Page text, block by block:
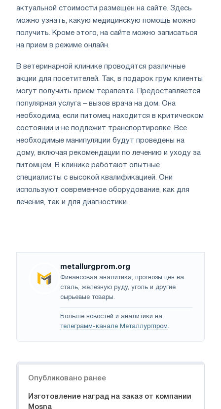
актуальной стоимости размещен на сайте. Здесь
можно узнать, какую медицинскую помощь можно
получить. Кроме этого, на сайте можно записаться
на прием в режиме онлайн.
В ветеринарной клинике проводятся различные
акции для посетителей. Так, в подарок грум клиенты
могут получить прием терапевта. Предоставляется
популярная услуга – вызов врача на дом. Она
необходима, если питомец находится в критическом
состоянии и не подлежит транспортировке. Все
необходимые манипуляции будут проведены на
дому, включая рекомендации по лечению и уходу за
питомцем. В клинике работают опытные
специалисты с высокой квалификацией. Они
используют современное оборудование, как для
лечения, так и для диагностики.
metallurgprom.org
Финансовая аналитика, прогнозы цен на
сталь, железную руду, уголь и другие
сырьевые товары.
Больше новостей и аналитики на
телеграмм-канале Металлургпром.
Опубликовано ранее
Изготовление наград на заказ от компании
Mosna